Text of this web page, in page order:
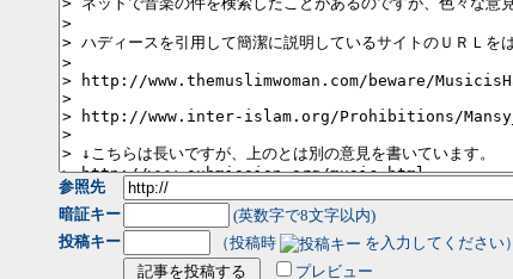
参照先
暗証キー
(英数字で8文字以内)
投稿キー
（投稿時
を入力してください）
プレビュー